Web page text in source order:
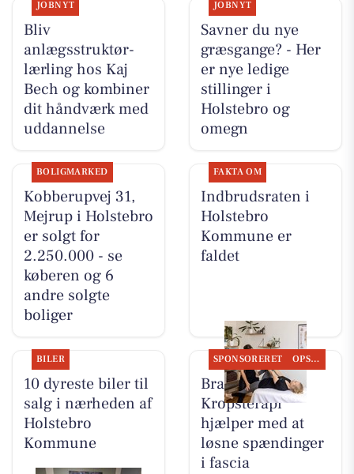
JOBNYT
Bliv
anlægsstruktør-
lærling hos Kaj
Bech og kombiner
dit håndværk med
uddannelse
JOBNYT
Savner du nye
græsgange? - Her
er nye ledige
stillinger i
Holstebro og
omegn
BOLIGMARKED
Kobberupvej 31,
Mejrup i Holstebro
er solgt for
2.250.000 - se
køberen og 6
andre solgte
boliger
FAKTA OM
Indbrudsraten i
Holstebro
Kommune er
faldet
BILER
10 dyreste biler til
salg i nærheden af
Holstebro
Kommune
SPONSORERET OPSLAGSTAVLEN
Brandsborgs
Kropsterapi
hjælper med at
løsne spændinger
i fascia